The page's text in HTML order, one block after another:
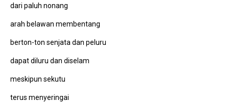
dari paluh nonang
arah belawan membentang
berton-ton senjata dan peluru
dapat diluru dan diselam
meskipun sekutu
terus menyeringai